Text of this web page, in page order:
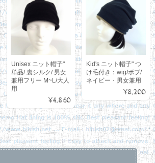
Unisex ニット帽子"
単品/ 裏シルク/ 男女
兼用フリー M~L/大人
用
¥4,860
Kid's ニット帽子" つ
け毛付き：wig/ボブ/
ネイビー・男女兼用
¥8,200